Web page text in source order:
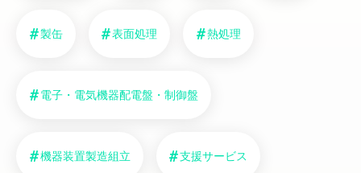
製缶 表面処理 熱処理
電子・電気機器配電盤・制御盤
機器装置製造組立 支援サービス